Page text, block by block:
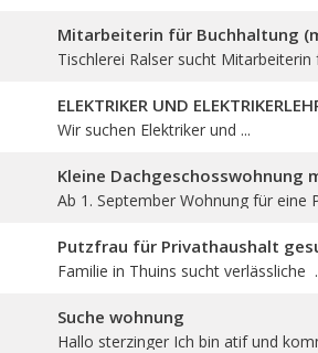
Mitarbeiterin für Buchhaltung
Tischlerei Ralser sucht Mitarbeiterin
ELEKTRIKER UND
Wir suchen Elektriker und ...
Kleine Dachgeschosswohnung
Ab 1. September Wohnung für eine
Putzfrau für Privathaushalt
Familie in Thuins sucht verlässliche
Suche wohnung
Hallo sterzinger Ich bin atif und